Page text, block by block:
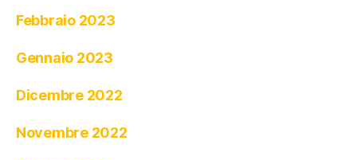
Febbraio 2023
Gennaio 2023
Dicembre 2022
Novembre 2022